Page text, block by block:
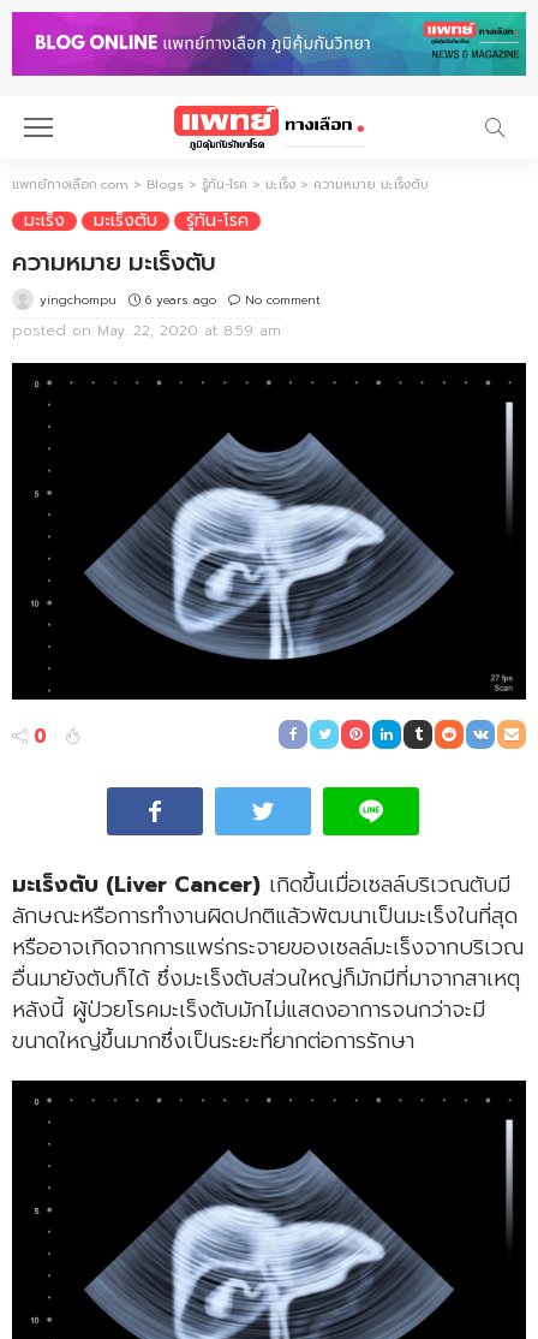
แพทย์ทางเลือก.com > Blogs > รู้ทัน-โรค > มะเร็ง > ความหมาย มะเร็งตับ
มะเร็ง มะเร็งตับ รู้ทัน-โรค
ความหมาย มะเร็งตับ
yingchompu 6 years ago No comment
posted on May. 22, 2020 at 8:59 am
0
มะเร็งตับ (Liver Cancer) เกิดขึ้นเมื่อเซลล์บริเวณตับมี
ลักษณะหรือการทำงานผิดปกติแล้วพัฒนาเป็นมะเร็งในที่สุด
หรืออาจเกิดจากการแพร่กระจายของเซลล์มะเร็งจากบริเวณ
อื่นมายังตับก็ได้ ซึ่งมะเร็งตับส่วนใหญ่ก็มักมีที่มาจากสาเหตุ
หลังนี้ ผู้ป่วยโรคมะเร็งตับมักไม่แสดงอาการจนกว่าจะมี
ขนาดใหญ่ขึ้นมากซึ่งเป็นระยะที่ยากต่อการรักษา